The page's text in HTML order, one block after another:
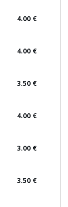
4.00 €
4.00 €
3.50 €
4.00 €
3.00 €
3.50 €